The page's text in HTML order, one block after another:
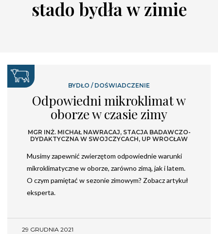
stado bydła w zimie
BYDŁO / DOŚWIADCZENIE
Odpowiedni mikroklimat w
oborze w czasie zimy
MGR INŻ. MICHAŁ NAWRACAJ, STACJA BADAWCZO-
DYDAKTYCZNA W SWOJCZYCACH, UP WROCŁAW
Musimy zapewnić zwierzętom odpowiednie warunki
mikroklimatyczne w oborze, zarówno zimą, jak i latem.
O czym pamiętać w sezonie zimowym? Zobacz artykuł
eksperta.
29 GRUDNIA 2021
Twoje dane osobowe będą przetwarzane zgodnie zPolityką prywatności